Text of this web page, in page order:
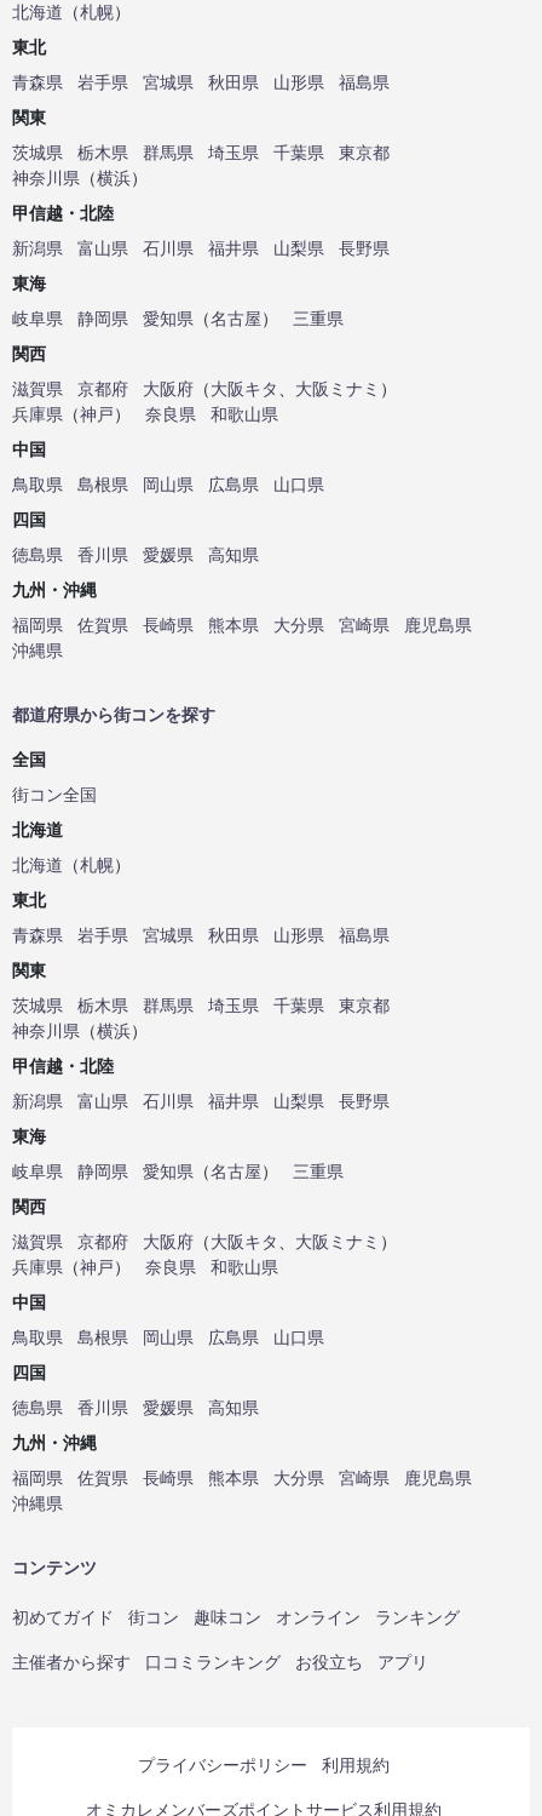
北海道 （札幌）
東北
青森県
岩手県 宮城県 秋田県 山形県
福島県
関東
茨城県
栃木県 群馬県 埼玉県 千葉県
東京都
神奈川県 （横浜）
甲信越・北陸
新潟県
富山県 石川県 福井県 山梨県
長野県
東海
岐阜県
静岡県 愛知県 （名古屋）
三重県
関西
滋賀県
京都府 大阪府 （大阪キタ 大阪ミナミ ）
兵庫県 （神戸） 奈良県
和歌山県
中国
鳥取県
島根県 岡山県 広島県
山口県
四国
徳島県
香川県 愛媛県
高知県
九州・沖縄
福岡県
佐賀県 長崎県 熊本県 大分県 宮崎県
鹿児島県
沖縄県
都道府県から街コンを探す
全国
街コン全国
北海道
北海道 （札幌）
東北
青森県
岩手県 宮城県 秋田県 山形県
福島県
関東
茨城県
栃木県 群馬県 埼玉県 千葉県
東京都
神奈川県 （横浜）
甲信越・北陸
新潟県
富山県 石川県 福井県 山梨県
長野県
東海
岐阜県
静岡県 愛知県 （名古屋）
三重県
関西
滋賀県
京都府 大阪府 （大阪キタ 大阪ミナミ ）
兵庫県 （神戸） 奈良県
和歌山県
中国
鳥取県
島根県 岡山県 広島県
山口県
四国
徳島県
香川県 愛媛県
高知県
九州・沖縄
福岡県
佐賀県 長崎県 熊本県 大分県 宮崎県
鹿児島県
沖縄県
コンテンツ
初めてガイド 街コン 趣味コン オンライン ランキング
主催者から探す 口コミランキング お役立ち アプリ
プライバシーポリシー 利用規約
オミカレメンバーズポイントサービス利用規約